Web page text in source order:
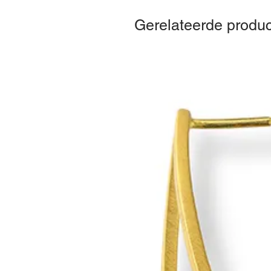
Gerelateerde